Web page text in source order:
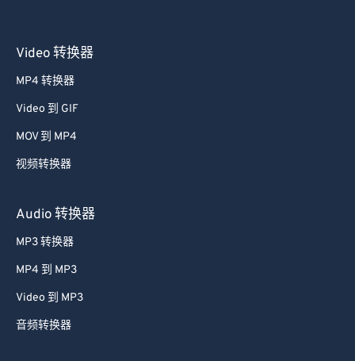
Video 转换器
MP4 转换器
Video 到 GIF
MOV 到 MP4
视频转换器
Audio 转换器
MP3 转换器
MP4 到 MP3
Video 到 MP3
音频转换器